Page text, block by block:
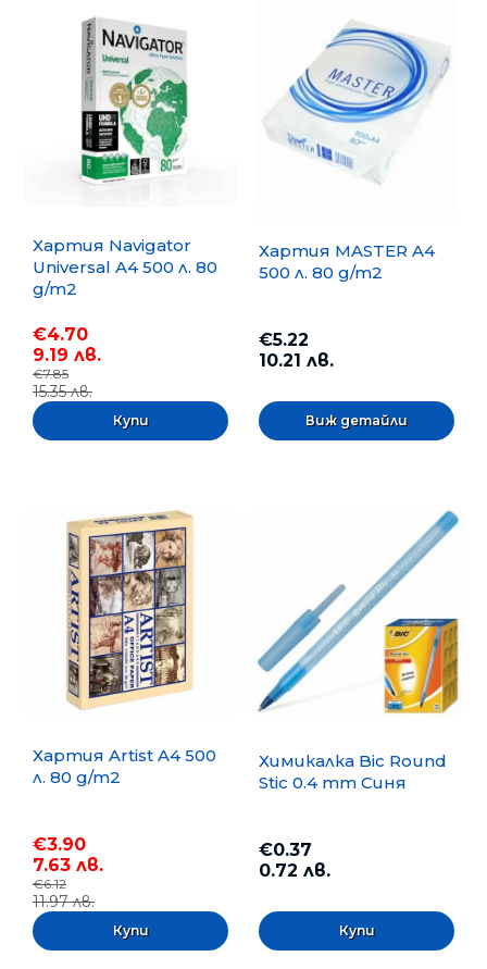
Хартия Navigator
Universal A4 500 л. 80
g/m2
€4.70
9.19 лв.
€7.85
15.35 лв.
Хартия MASTER A4
500 л. 80 g/m2
€5.22
10.21 лв.
Виж детайли
Хартия Artist A4 500
л. 80 g/m2
€3.90
7.63 лв.
€6.12
11.97 лв.
Химикалка Bic Round
Stic 0.4 mm Синя
€0.37
0.72 лв.